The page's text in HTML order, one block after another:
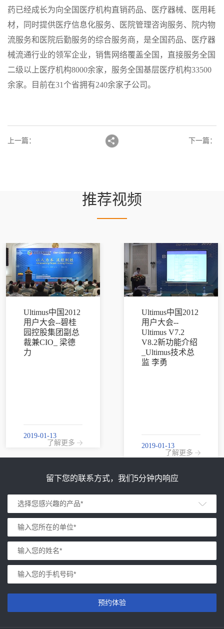
药已经成长为向全国医疗机构直销药品、医疗器械、医用耗
材，同时提供医疗信息化服务、医院管理咨询服务、院内物
流服务和医院后勤服务的综合服务商，是全国药品、医疗器
械流通行业的领军企业，销售网络覆盖全国，直接服务全国
二级以上医疗机构8000余家，服务全国基层医疗机构33500
余家。目前在31个省拥有240余家子公司。
上一篇： 下一篇：
推荐视频
Ultimus中国2012
用户大会--碧桂
园控股集团副总
裁兼CIO_ 梁德
力
2019-01-13
了解更多
Ultimus中国2012
用户大会--
Ultimus V7.2
V8.2新功能介绍
_Ultimus技术总
监 李勇
2019-01-13
了解更多
留下您的联系方式，我们5分钟内响应
预约体验